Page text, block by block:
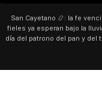
San Cayetano 📿: la fe
fieles ya esperan bajo la
día del patrono del pan y del
y pedir. 🎙️